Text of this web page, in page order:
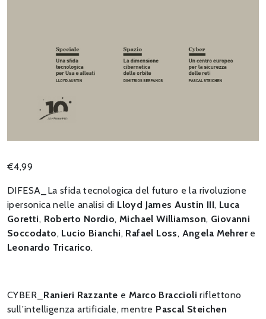
€4,99
DIFESA_La sfida tecnologica del futuro e la rivoluzione
ipersonica nelle analisi di Lloyd James Austin III, Luca
Goretti, Roberto Nordio,Michael Williamson, Giovanni
Soccodato, Lucio Bianchi, Rafael Loss, Angela Mehrere
Leonardo Tricarico.
CYBER_ Ranieri Razzante eMarco Braccioli riflettono
sull’intelligenza artificiale, mentre Pascal Steichen